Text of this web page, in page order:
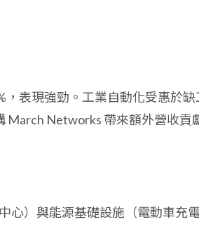
，表現強勁。工業自動化受惠於缺
March Networks 帶來額外營收貢
心）與能源基礎設施（電動車充